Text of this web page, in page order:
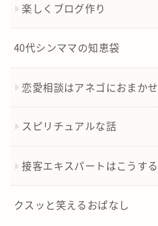
楽しくブログ作り
40代シンママの知恵袋
恋愛相談はアネゴにおまかせ
スピリチュアルな話
接客エキスパートはこうする
クスッと笑えるおぱなし